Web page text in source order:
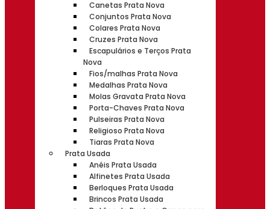
Canetas Prata Nova
Conjuntos Prata Nova
Colares Prata Nova
Cruzes Prata Nova
Escapulários e Terços Prata
Nova
Fios/malhas Prata Nova
Medalhas Prata Nova
Molas Gravata Prata Nova
Porta-Chaves Prata Nova
Pulseiras Prata Nova
Religioso Prata Nova
Tiaras Prata Nova
Prata Usada
Anéis Prata Usada
Alfinetes Prata Usada
Berloques Prata Usada
Brincos Prata Usada